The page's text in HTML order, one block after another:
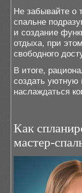
Не забывайте о
спальне
и создание
отдыха, при
свободного
В итоге,
создать уютную
наслаждаться
Как
мастер-